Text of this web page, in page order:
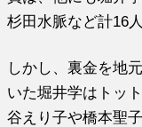
杉田水脈など計16
しかし、裏金を地
いた堀井学はトッ
谷えり子や橋本聖